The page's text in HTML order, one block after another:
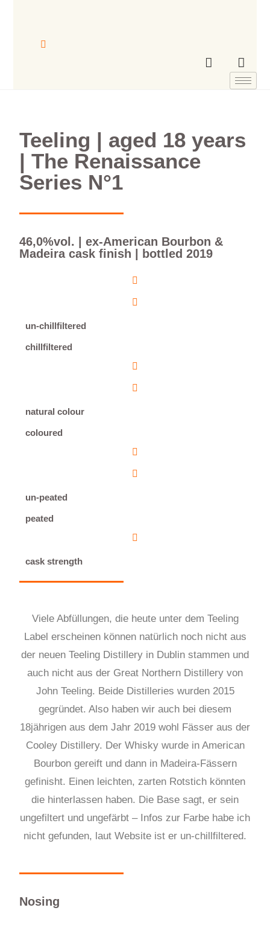
Teeling | aged 18 years
| The Renaissance
Series N°1
46,0%vol. | ex-American Bourbon &
Madeira cask finish | bottled 2019
un-chillfiltered
chillfiltered
natural colour
coloured
un-peated
peated
cask strength
Viele Abfüllungen, die heute unter dem Teeling
Label erscheinen können natürlich noch nicht aus
der neuen Teeling Distillery in Dublin stammen und
auch nicht aus der Great Northern Distillery von
John Teeling. Beide Distilleries wurden 2015
gegründet. Also haben wir auch bei diesem
18jährigen aus dem Jahr 2019 wohl Fässer aus der
Cooley Distillery. Der Whisky wurde in American
Bourbon gereift und dann in Madeira-Fässern
gefinisht. Einen leichten, zarten Rotstich könnten
die hinterlassen haben. Die Base sagt, er sein
ungefiltert und ungefärbt – Infos zur Farbe habe ich
nicht gefunden, laut Website ist er un-chillfiltered.
Nosing